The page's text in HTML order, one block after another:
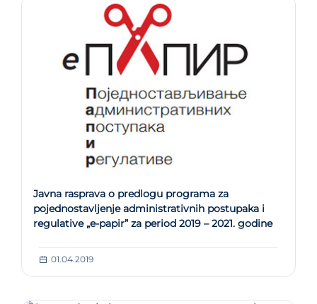
Javna rasprava o predlogu programa za
pojednostavljenje administrativnih postupaka i
regulative „e-papir” za period 2019 – 2021. godine
01.04.2019